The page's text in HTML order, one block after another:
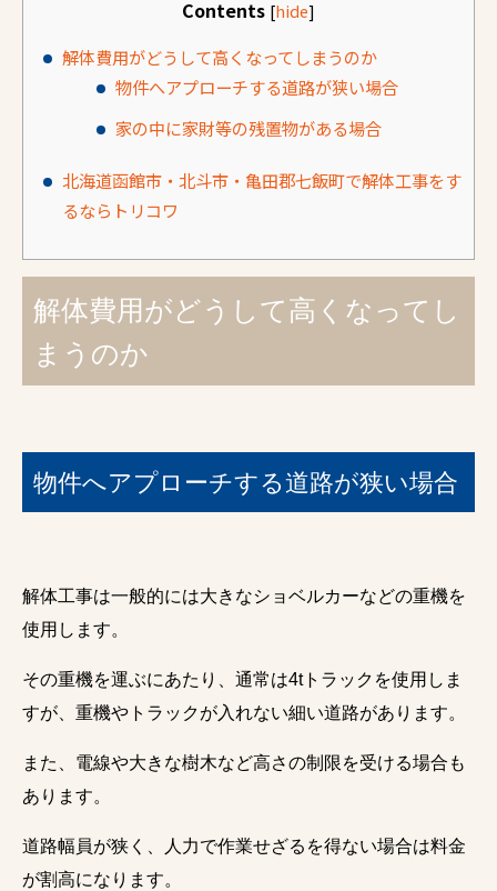
Contents [hide]
解体費用がどうして高くなってしまうのか
物件へアプローチする道路が狭い場合
家の中に家財等の残置物がある場合
北海道函館市・北斗市・亀田郡七飯町で解体工事をす
るならトリコワ
解体費用がどうして高くなってし
まうのか
物件へアプローチする道路が狭い場合
解体工事は一般的には大きなショベルカーなどの重機を
使用します。
その重機を運ぶにあたり、通常は4tトラックを使用しま
すが、重機やトラックが入れない細い道路があります。
また、電線や大きな樹木など高さの制限を受ける場合も
あります。
道路幅員が狭く、人力で作業せざるを得ない場合は料金
が割高になります。